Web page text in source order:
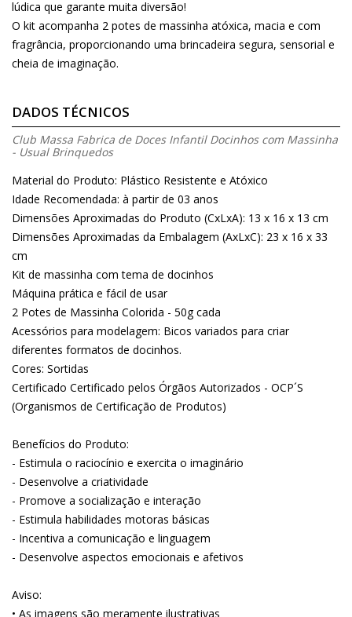
lúdica que garante muita diversão!
O kit acompanha 2 potes de massinha atóxica, macia e com
fragrância, proporcionando uma brincadeira segura, sensorial e
cheia de imaginação.
DADOS TÉCNICOS
Club Massa Fabrica de Doces Infantil Docinhos com Massinha
- Usual Brinquedos
Material do Produto: Plástico Resistente e Atóxico
Idade Recomendada: à partir de 03 anos
Dimensões Aproximadas do Produto (CxLxA): 13 x 16 x 13 cm
Dimensões Aproximadas da Embalagem (AxLxC): 23 x 16 x 33
cm
Kit de massinha com tema de docinhos
Máquina prática e fácil de usar
2 Potes de Massinha Colorida - 50g cada
Acessórios para modelagem: Bicos variados para criar
diferentes formatos de docinhos.
Cores: Sortidas
Certificado Certificado pelos Órgãos Autorizados - OCP´S
(Organismos de Certificação de Produtos)
Benefícios do Produto:
- Estimula o raciocínio e exercita o imaginário
- Desenvolve a criatividade
- Promove a socialização e interação
- Estimula habilidades motoras básicas
- Incentiva a comunicação e linguagem
- Desenvolve aspectos emocionais e afetivos
Aviso:
• As imagens são meramente ilustrativas